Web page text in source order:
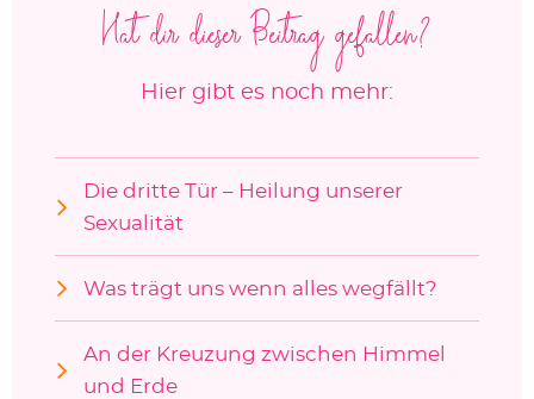
Hat dir dieser Beitrag gefallen?
Hier gibt es noch mehr:
Die dritte Tür – Heilung unserer
Sexualität
Was trägt uns wenn alles wegfällt?
An der Kreuzung zwischen Himmel
und Erde